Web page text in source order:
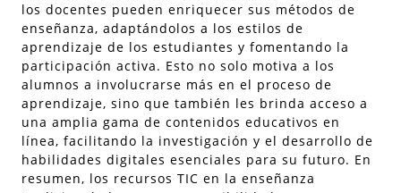
los docentes pueden enriquecer sus métodos de
enseñanza, adaptándolos a los estilos de
aprendizaje de los estudiantes y fomentando la
participación activa. Esto no solo motiva a los
alumnos a involucrarse más en el proceso de
aprendizaje, sino que también les brinda acceso a
una amplia gama de contenidos educativos en
línea, facilitando la investigación y el desarrollo de
habilidades digitales esenciales para su futuro. En
resumen, los recursos TIC en la enseñanza